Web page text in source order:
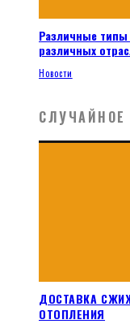
Различные типы
различных
Новости
СЛУЧАЙНОЕ
ДОСТАВКА
ОТОПЛЕНИЯ